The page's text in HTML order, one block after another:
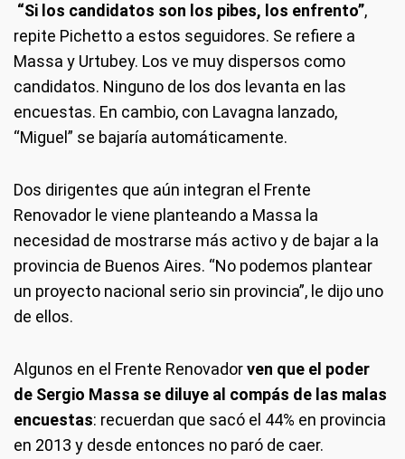
“Si los candidatos son los pibes, los enfrento”,
repite Pichetto a estos seguidores. Se refiere a
Massa y Urtubey. Los ve muy dispersos como
candidatos. Ninguno de los dos levanta en las
encuestas. En cambio, con Lavagna lanzado,
“Miguel” se bajaría automáticamente.
Dos dirigentes que aún integran el Frente
Renovador le viene planteando a Massa la
necesidad de mostrarse más activo y de bajar a la
provincia de Buenos Aires. “No podemos plantear
un proyecto nacional serio sin provincia”, le dijo uno
de ellos.
Algunos en el Frente Renovadorven que el poder
de Sergio Massa se diluye al compás de las malas
encuestas: recuerdan que sacó el 44% en provincia
en 2013 y desde entonces no paró de caer.